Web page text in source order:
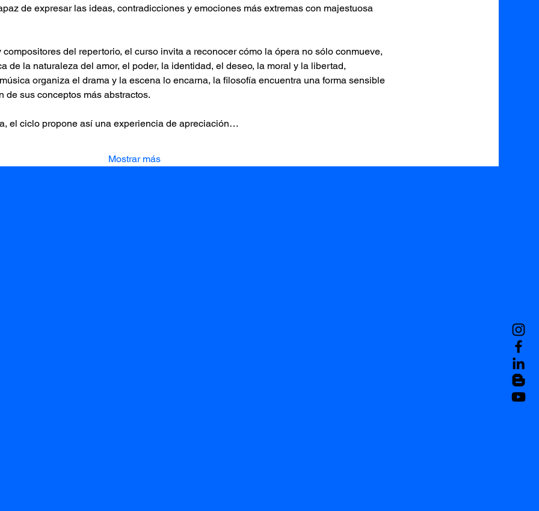
de expresar las ideas, contradicciones y emociones más extremas con majestuosa
del repertorio, el curso invita a reconocer cómo la ópera no sólo conmueve,
de la naturaleza del amor, el poder, la identidad, el deseo, la moral y la libertad,
organiza el drama y la escena lo encarna, la filosofía encuentra una forma sensible
de sus conceptos más abstractos.
el ciclo propone así una experiencia de apreciación…
Mostrar más